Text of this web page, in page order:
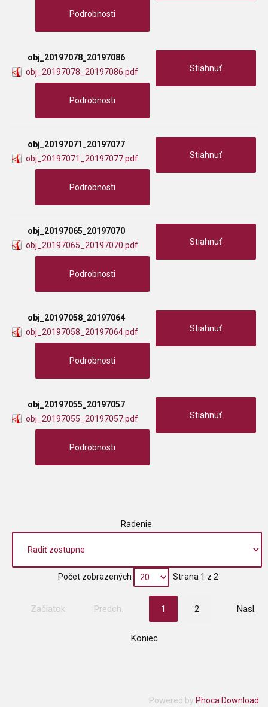
Podrobnosti
obj_20197078_20197086
obj_20197078_20197086.pdf
Stiahnuť
Podrobnosti
obj_20197071_20197077
obj_20197071_20197077.pdf
Stiahnuť
Podrobnosti
obj_20197065_20197070
obj_20197065_20197070.pdf
Stiahnuť
Podrobnosti
obj_20197058_20197064
obj_20197058_20197064.pdf
Stiahnuť
Podrobnosti
obj_20197055_20197057
obj_20197055_20197057.pdf
Stiahnuť
Podrobnosti
Radenie
Počet zobrazených Strana 1 z 2
Začiatok Predch. 1 2 Nasl.
Koniec
Powered by Phoca Download